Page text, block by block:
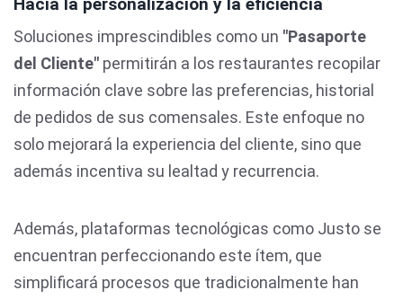
Hacia la personalización y la eficiencia
Soluciones imprescindibles como un "Pasaporte
del Cliente" permitirán a los restaurantes recopilar
información clave sobre las preferencias, historial
de pedidos de sus comensales. Este enfoque no
solo mejorará la experiencia del cliente, sino que
además incentiva su lealtad y recurrencia.
Además, plataformas tecnológicas como Justo se
encuentran perfeccionando este ítem, que
simplificará procesos que tradicionalmente han